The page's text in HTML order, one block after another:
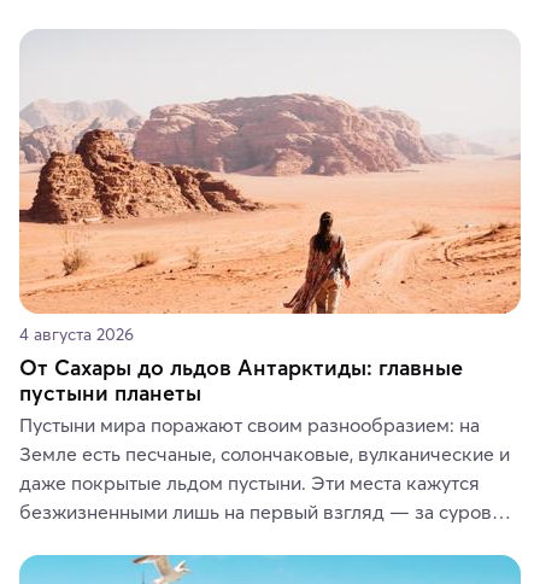
4 августа 2026
От Сахары до льдов Антарктиды: главные
пустыни планеты
Пустыни мира поражают своим разнообразием: на
Земле есть песчаные, солончаковые, вулканические и
даже покрытые льдом пустыни. Эти места кажутся
безжизненными лишь на первый взгляд — за суровой
животные и маршруты, которые дарят одни из самых